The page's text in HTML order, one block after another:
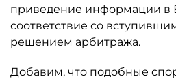
приведение информации в
соответствие со
решением арбитража.
Добавим, что подобные